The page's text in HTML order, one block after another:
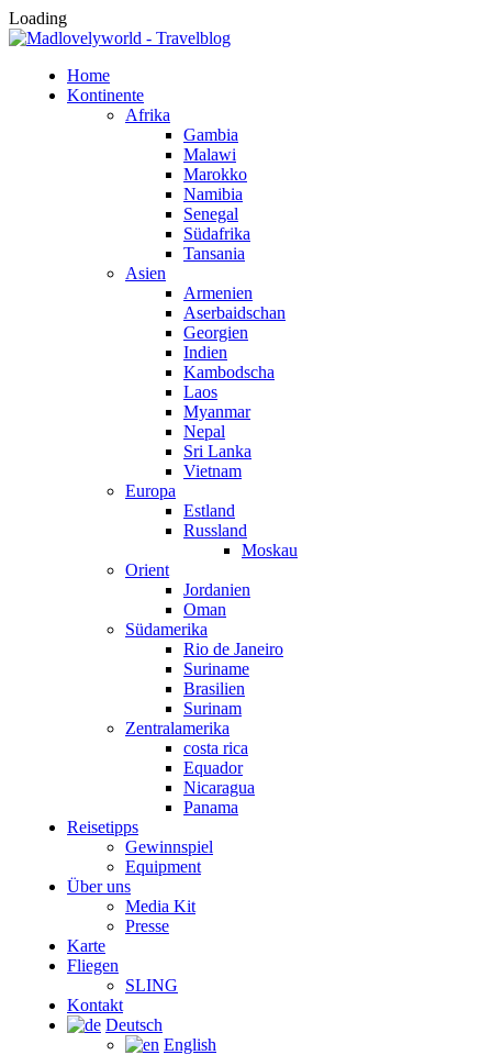
Loading
Home
Kontinente
Afrika
Gambia
Malawi
Marokko
Namibia
Senegal
Südafrika
Tansania
Asien
Armenien
Aserbaidschan
Georgien
Indien
Kambodscha
Laos
Myanmar
Nepal
Sri Lanka
Vietnam
Europa
Estland
Russland
Moskau
Orient
Jordanien
Oman
Südamerika
Rio de Janeiro
Suriname
Brasilien
Surinam
Zentralamerika
costa rica
Equador
Nicaragua
Panama
Reisetipps
Gewinnspiel
Equipment
Über uns
Media Kit
Presse
Karte
Fliegen
SLING
Kontakt
Deutsch
English